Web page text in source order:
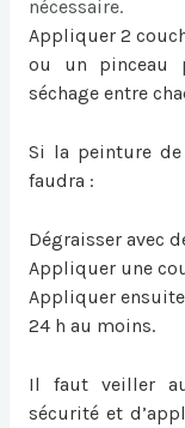
nécessaire.
Appliquer 2
ou un pinceau
séchage entre
Si la peinture
faudra :
Dégraisser avec
Appliquer une
Appliquer
24 h au moins.
Il faut veiller
sécurité et